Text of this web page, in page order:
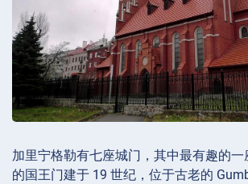
加里宁格勒有七座城门，其中最有趣的
的国王门建于 19 世纪，位于古老的